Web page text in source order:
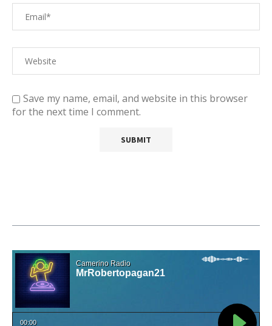
Save my name, email, and website in this browser
for the next time I comment.